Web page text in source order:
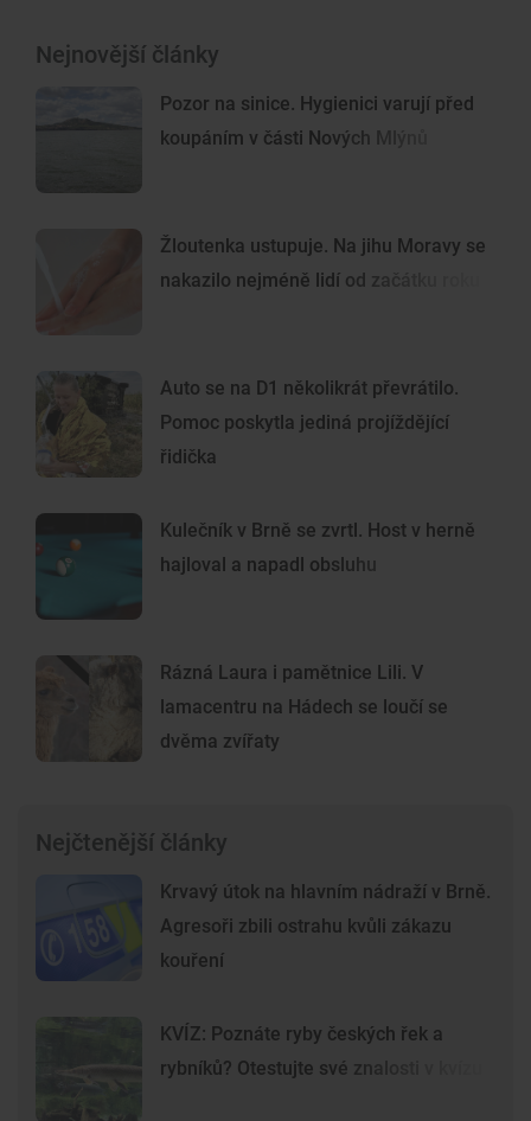
Nejnovější články
Pozor na sinice. Hygienici varují před
koupáním v části Nových Mlýnů
Žloutenka ustupuje. Na jihu Moravy se
nakazilo nejméně lidí od začátku roku
Auto se na D1 několikrát převrátilo.
Pomoc poskytla jediná projíždějící
řidička
Kulečník v Brně se zvrtl. Host v herně
hajloval a napadl obsluhu
Rázná Laura i pamětnice Lili. V
lamacentru na Hádech se loučí se
dvěma zvířaty
Nejčtenější články
Krvavý útok na hlavním nádraží v Brně.
Agresoři zbili ostrahu kvůli zákazu
kouření
KVÍZ: Poznáte ryby českých řek a
rybníků? Otestujte své znalosti v kvízu